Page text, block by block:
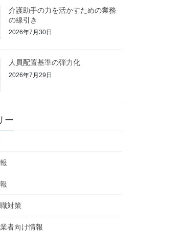
介護助手の力を活かすための業務
の線引き
2026年7月30日
人員配置基準の弾力化
2026年7月29日
ー
対策
者向け情報